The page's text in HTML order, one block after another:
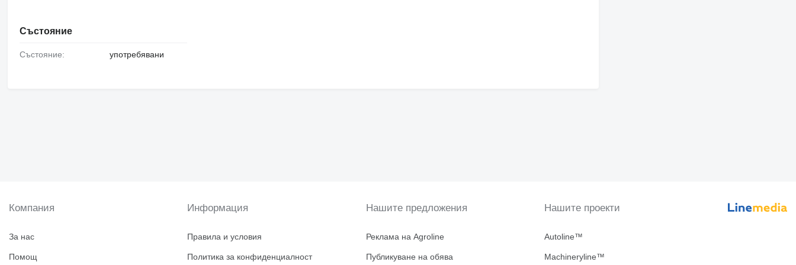
Състояние
Състояние: употребявани
Компания
За нас
Помощ
Информация
Правила и условия
Политика за конфиденциалност
Нашите предложения
Реклама на Agroline
Публикуване на обява
Нашите проекти
Autoline™
Machineryline™